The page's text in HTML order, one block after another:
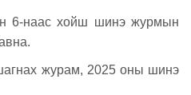
6-наас хойш шинэ журмын
журам, 2025 оны шинэ